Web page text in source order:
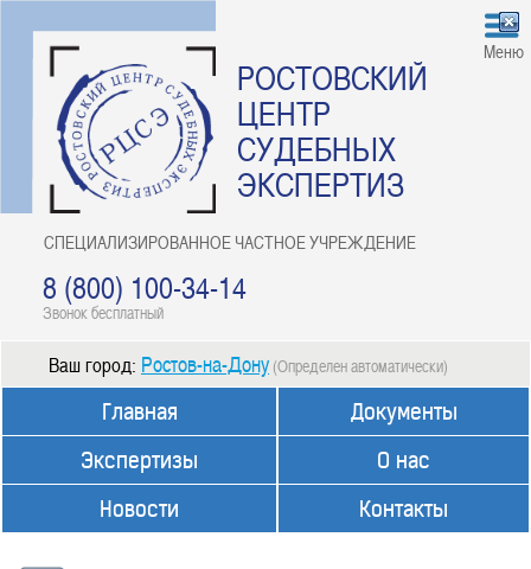
РОСТОВСКИЙ
ЦЕНТР
СУДЕБНЫХ
ЭКСПЕРТИЗ
СПЕЦИАЛИЗИРОВАННОЕ ЧАСТНОЕ УЧРЕЖДЕНИЕ
8 (800) 100-34-14
Звонок бесплатный
Меню
Ваш город: Ростов-на-Дону (Определен автоматически)
Главная
Экспертизы
Новости
Документы
О нас
Контакты